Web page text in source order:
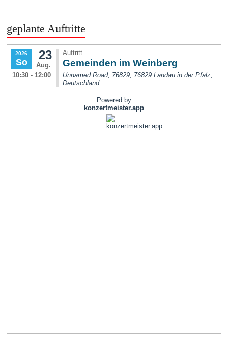
geplante Auftritte